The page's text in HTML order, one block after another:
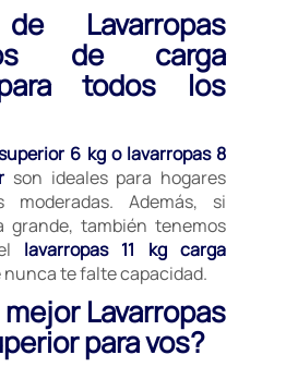
Lavarropas
de carga
todos los
6 kg o lavarropas 8
son ideales para hogares
moderadas. Además, si
grande, también tenemos
lavarropas 11 kg carga
nunca te falte capacidad.
Lavarropas
para vos?